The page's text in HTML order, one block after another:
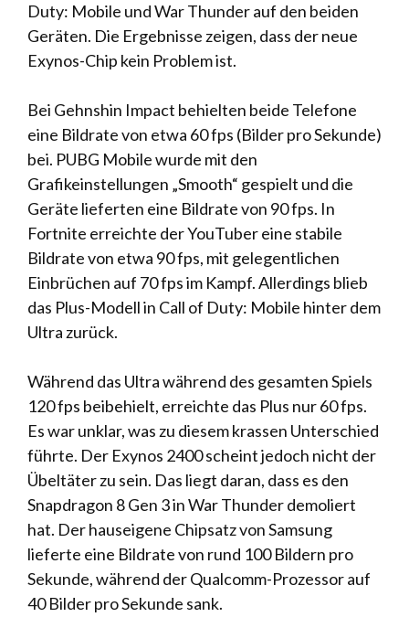
Duty: Mobile und War Thunder auf den beiden
Geräten. Die Ergebnisse zeigen, dass der neue
Exynos-Chip kein Problem ist.
Bei Gehnshin Impact behielten beide Telefone
eine Bildrate von etwa 60 fps (Bilder pro Sekunde)
bei. PUBG Mobile wurde mit den
Grafikeinstellungen „Smooth“ gespielt und die
Geräte lieferten eine Bildrate von 90 fps. In
Fortnite erreichte der YouTuber eine stabile
Bildrate von etwa 90 fps, mit gelegentlichen
Einbrüchen auf 70 fps im Kampf. Allerdings blieb
das Plus-Modell in Call of Duty: Mobile hinter dem
Ultra zurück.
Während das Ultra während des gesamten Spiels
120 fps beibehielt, erreichte das Plus nur 60 fps.
Es war unklar, was zu diesem krassen Unterschied
führte. Der Exynos 2400 scheint jedoch nicht der
Übeltäter zu sein. Das liegt daran, dass es den
Snapdragon 8 Gen 3 in War Thunder demoliert
hat. Der hauseigene Chipsatz von Samsung
lieferte eine Bildrate von rund 100 Bildern pro
Sekunde, während der Qualcomm-Prozessor auf
40 Bilder pro Sekunde sank.